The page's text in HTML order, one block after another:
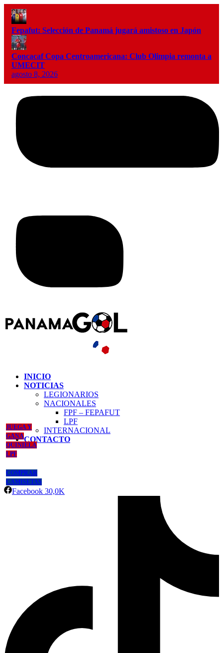
Fepafut: Selección de Panamá jugará amistoso en Japón
Concacaf Copa Centroamericana: Club Olimpia remonta a
UMECIT
agosto 8, 2026
INICIO
NOTICIAS
LEGIONARIOS
NACIONALES
FPF – FEPAFUT
LPF
INTERNACIONAL
CONTACTO
JUEGA Y
GANA
QUINIELA
LPF
COMPRAR
CAMISETAS
Facebook 30,0K